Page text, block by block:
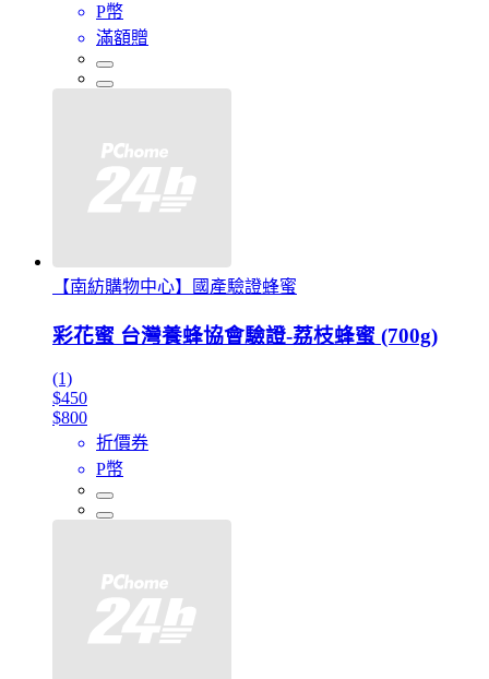
P幣
滿額贈
【南紡購物中心】國產驗證蜂蜜
彩花蜜 台灣養蜂協會驗證-荔枝蜂蜜 (700g)
(1)
$450
$800
折價券
P幣